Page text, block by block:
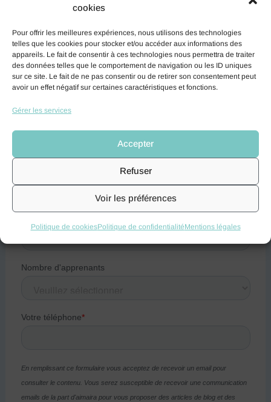
cookies
Pour offrir les meilleures expériences, nous utilisons des technologies
telles que les cookies pour stocker et/ou accéder aux informations des
appareils. Le fait de consentir à ces technologies nous permettra de traiter
des données telles que le comportement de navigation ou les ID uniques
sur ce site. Le fait de ne pas consentir ou de retirer son consentement peut
avoir un effet négatif sur certaines caractéristiques et fonctions.
Gérer les services
Accepter
Refuser
Voir les préférences
Politique de cookiesPolitique de confidentialitéMentions légales